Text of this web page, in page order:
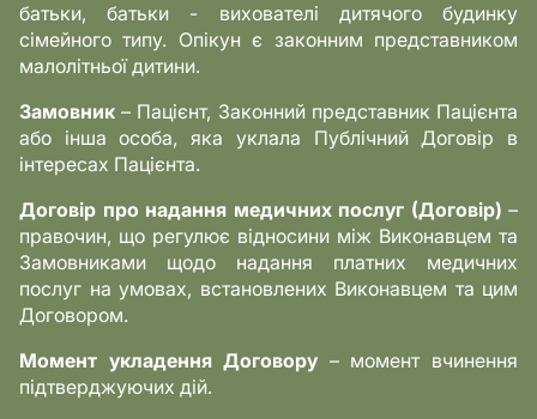
батьки, батьки - вихователі дитячого будинку
сімейного типу. Опікун є законним представником
малолітньої дитини.
Замовник – Пацієнт, Законний представник Пацієнта
або інша особа, яка уклала Публічний Договір в
інтересах Пацієнта.
Договір про надання медичних послуг (Договір) –
правочин, що регулює відносини між Виконавцем та
Замовниками щодо надання платних медичних
послуг на умовах, встановлених Виконавцем та цим
Договором.
Момент укладення Договору – момент вчинення
підтверджуючих дій.